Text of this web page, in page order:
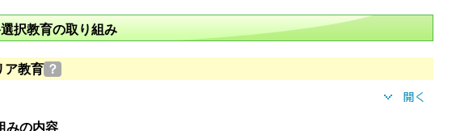
択教育の取り組み
ア教育 ？
みの内容